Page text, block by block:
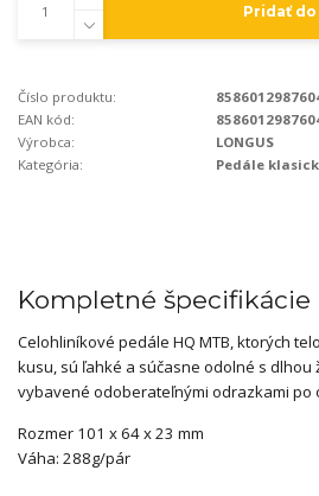
Pridať
Číslo produktu:
EAN kód:
Výrobca:
LONGUS
Kategória:
Pedále
Kompletné špecifikácie
Celohliníkové pedále HQ MTB, ktorých
kusu, sú ľahké a súčasne odolné s dlhou
vybavené odoberateľnými odrazkami po
Rozmer 101 x 64 x 23 mm
Váha: 288g/pár